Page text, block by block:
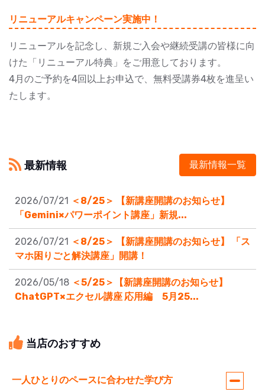
リニューアルキャンペーン実施中！
リニューアルを記念し、新規ご入会や継続受講の皆様に向
けた「リニューアル特典」をご用意しております。
4月のご予約を4回以上お申込で、無料受講券4枚を進呈い
たします。
最新情報 最新情報一覧
2026/07/21 ＜8/25＞ 【新講座開講のお知らせ】
「Gemini×パワーポイント講座」新規...
2026/07/21 ＜8/25＞ 【新講座開講のお知らせ】 「ス
マホ困りごと解決講座」開講！
2026/05/18 ＜5/25＞【新講座開講のお知らせ】
ChatGPT×エクセル講座 応用編 5月25...
当店のおすすめ
一人ひとりのペースに合わせた学び方